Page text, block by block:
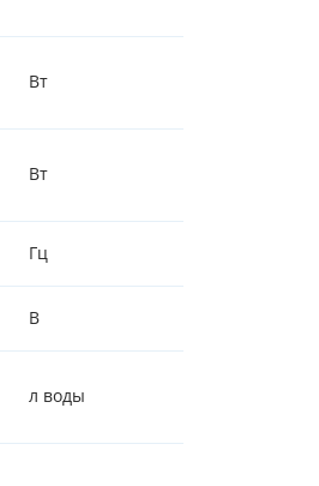
Вт
Вт
Гц
В
л воды